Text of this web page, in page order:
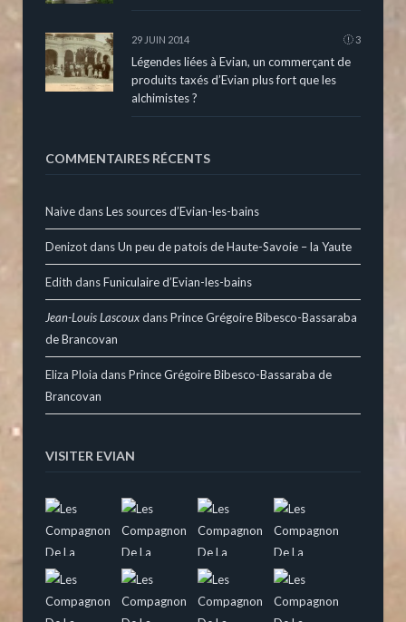
29 JUIN 2014 3
Légendes liées à Evian, un commerçant de
produits taxés d’Evian plus fort que les
alchimistes ?
COMMENTAIRES RÉCENTS
NaivedansLes sources d’Evian-les-bains
DenizotdansUn peu de patois de Haute-Savoie – la Yaute
Edith dansFuniculaire d’Evian-les-bains
Jean-Louis LascouxdansPrince Grégoire Bibesco-Bassaraba
de Brancovan
Eliza Ploia dansPrince Grégoire Bibesco-Bassaraba de
Brancovan
VISITER EVIAN